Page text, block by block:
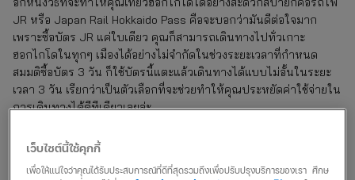
JR หรือ Japan Rail Hokkaido Pass คือจะบอกว่ามันดีต่อใจมาก
เพราะซื้อบัตร JR แค่ใบเดียว คุณก็สามารถเดินทางไปทั่วเกาะ
ฮอกไกโดในทุกๆ เมืองได้อย่างไม่จำกัดในช่วงระยะเวลาที่กำหนด
สมมติซื้อบัตร 3 วัน ก็ใช้บัตรนี้แตะแล้วเดินทางได้แบบไม่อั้นในระยะ
เวลา 3 วัน เรียกว่าเป็นตัวเลือกที่จะช่วยทำให้คุณประหยัดค่าใช้จ่ายใน
การเดินทางได้ดีทีเดียวเลยล่ะ
4. เดินทางเที่ยวด้วยรถราง
รถรางฮอกไกโดหรือ Shiden เป็นอีกหนึ่งการคมนาคมที่จะทำให้เรา
เว็บไซต์นี้ใช้คุกกี้
เพื่อให้แน่ใจว่าคุณได้รับประสบการณ์ที่ดีที่สุดรวมถึงเพื่อปรับปรุงบริการของเรา ศึกษ